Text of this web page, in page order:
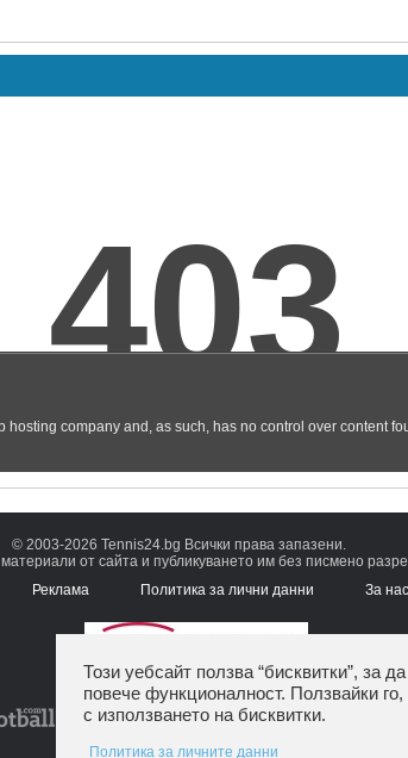
© 2003-2026 Tennis24.bg Всички права запазени.
от сайта и публикуването им без писмено
Реклама Политика за лични данни За нас
Този уебсайт ползва “бисквитки”, за
повече функционалност. Ползвайки
с използването на бисквитки.
Политика за личните данни